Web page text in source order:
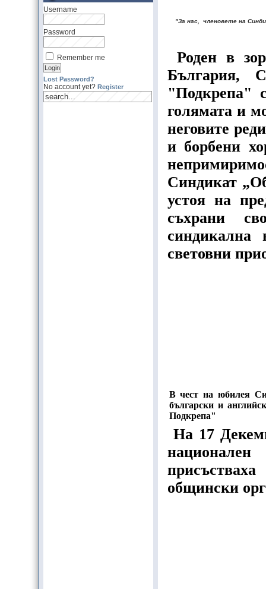
Username
Password
Remember me
Lost Password?
No account yet? Register
"За нас, членовете на
Роден в
България,
"Подкрепа"
голямата и
неговите
и борбени
Синдикат
устоя на
съхрани
синдикална
световни
В чест на юбилея
български и
Подкрепа"
На 17
общински